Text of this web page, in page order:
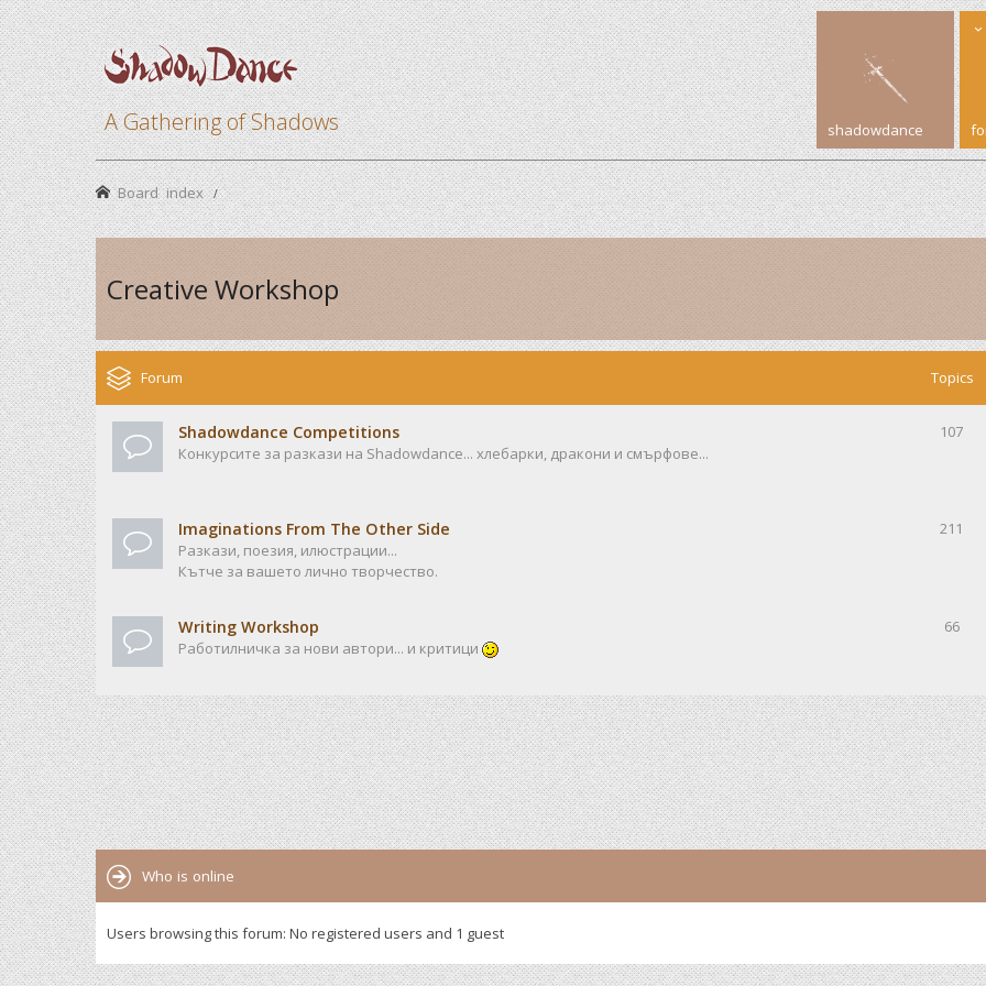
A Gathering of Shadows shadowdance
Board index
Creative Workshop
Forum Topics
Shadowdance Competitions
Конкурсите за разкази на Shadowdance... хлебарки, дракони и смърфове...
107
Imaginations From The Other Side
Разкази, поезия, илюстрации...
Кътче за вашето лично творчество.
211
Writing Workshop
Работилничка за нови автори... и критици
66
Who is online
Users browsing this forum: No registered users and 1 guest